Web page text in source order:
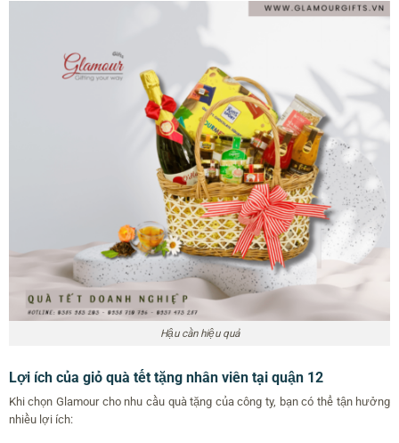
Hậu cần hiệu quả
Lợi ích của giỏ quà tết tặng nhân viên tại quận 12
Khi chọn Glamour cho nhu cầu quà tặng của công ty, bạn có thể tận hưởng
nhiều lợi ích: